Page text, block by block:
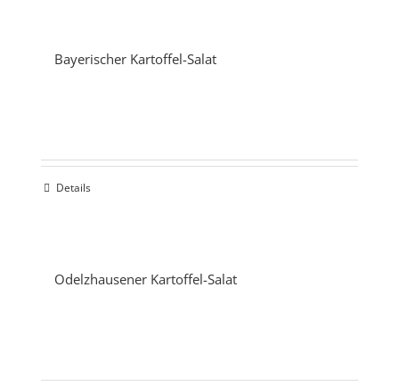
Bayerischer Kartoffel-Salat
Details
Odelzhausener Kartoffel-Salat